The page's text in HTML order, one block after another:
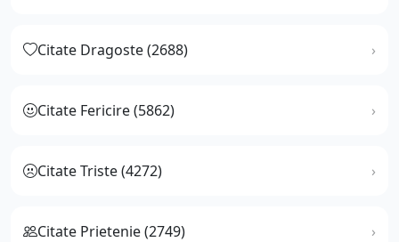
Citate Dragoste (2688)
Citate Fericire (5862)
Citate Triste (4272)
Citate Prietenie (2749)